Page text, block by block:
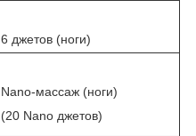
6 джетов (ноги)
Nano-массаж (ноги)
(20 Nano джетов)